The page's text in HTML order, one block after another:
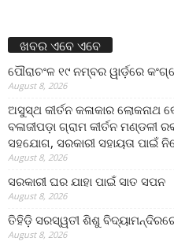
ଖବର ଏବେ ଏବେ
ପୌରାଚଂଳ ୧୯ ନମ୍ବର ୱାର୍ଡ଼ରେ
August 8, 2026
ଅସୁସ୍ଥ କୀର୍ତନ କଳାକାର ଲୋକନାଥ
ବଳାଜୀପଡ଼ା ଗ୍ରାମ କୀର୍ତନ ମଣ୍ଡଳୀ
ସହଯୋଗ, ସରକାରୀ ସହାୟତା ପାଇଁ
August 8, 2026
ସରକାରୀ ଘର ଯାହା ପାଇଁ ସାତ ସପନ
August 8, 2026
ତିହିଡି଼ ସରସ୍ୱତୀ ଶିଶୁ ବିଦ୍ୟାମନ୍ଦିରରେ
August 8, 2026